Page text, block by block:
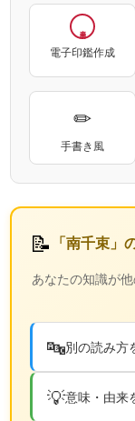
電子印鑑作成
✏
手書き風
📝 「南千束」
あなたの知識が
🔤別の読み方
💡意味・由来